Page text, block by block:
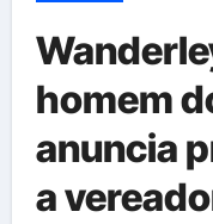
homem
anuncia
a